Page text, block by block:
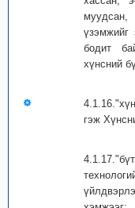
муудсан,
үзэмжийг
бодит
хүнсний
гэж